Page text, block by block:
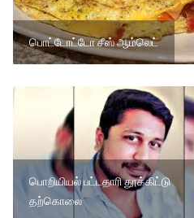
பொட்டோட்டோ சீஸ் ஆம்லெட்
பொறியியல் பட்டதாரி தூக்கிட்டு
தற்கொலை